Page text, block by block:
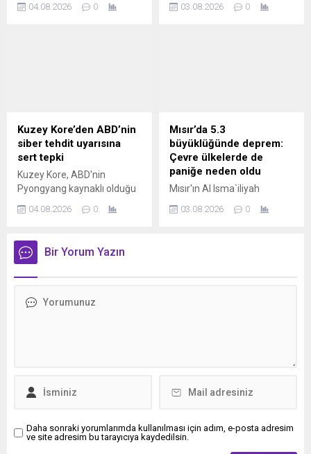
askerlik süresini 4 aydan 11
04.08.2026 0
Sözcüsü Bekayi, Ukrayna
için gerekli tüm adımları
atacağını belirtti.
03.08.2026 0
Kuzey Kore’den ABD’nin
siber tehdit uyarısına
sert tepki
Kuzey Kore, ABD'nin
Pyongyang kaynaklı olduğu
uyarısını reddederek,
itibarını zedelemeye yönelik
siyasi propaganda olduğunu
04.08.2026 0
Mısır’da 5.3
büyüklüğünde deprem:
Çevre ülkelerde de
paniğe neden oldu
Mısır'ın Al Isma`iliyah
büyüklüğünde deprem
03.08.2026 0
Bir Yorum Yazın
Daha sonraki yorumlarımda kullanılması için adım, e-posta adresim
ve site adresim bu tarayıcıya kaydedilsin.